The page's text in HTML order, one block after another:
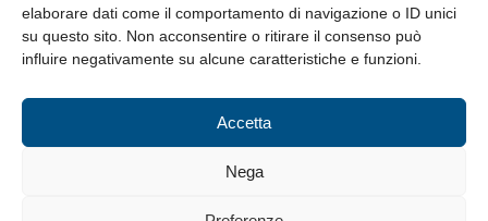
elaborare dati come il comportamento di navigazione o ID unici
su questo sito. Non acconsentire o ritirare il consenso può
influire negativamente su alcune caratteristiche e funzioni.
Accetta
Nega
© Tutti i diritti riservati
Privacy Policy e Cookie|Informativa Cookie